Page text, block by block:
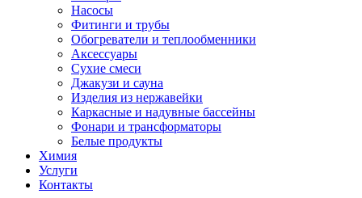
Насосы
Фитинги и трубы
Обогреватели и теплообменники
Аксессуары
Сухие смеси
Джакузи и сауна
Изделия из нержавейки
Каркасные и надувные бассейны
Фонари и трансформаторы
Белые продукты
Химия
Услуги
Контакты